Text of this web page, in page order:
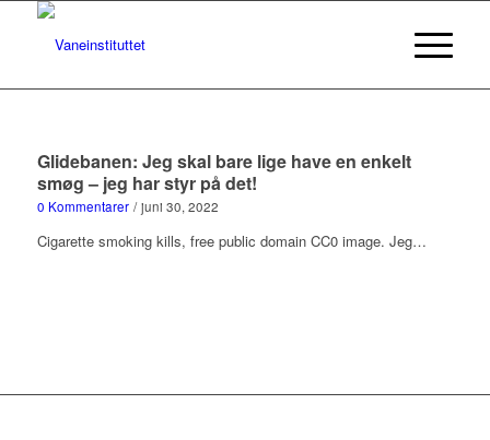
Glidebanen: Jeg skal bare lige have en enkelt
smøg – jeg har styr på det!
0 Kommentarer / juni 30, 2022
Cigarette smoking kills, free public domain CC0 image. Jeg…